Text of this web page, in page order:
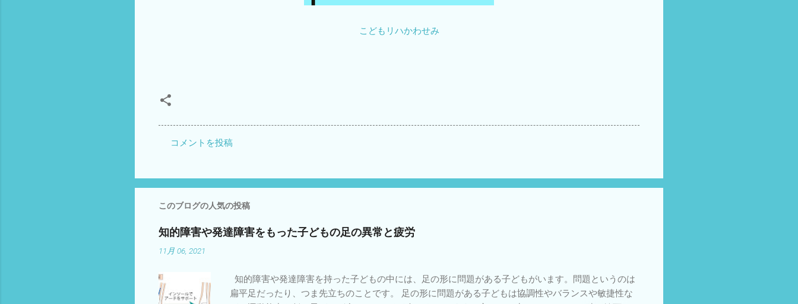
こどもリハかわせみ
ン
ト
コメントを投稿
このブログの人気の投稿
知的障害や発達障害をもった子どもの足の異常と疲労
11月 06, 2021
知的障害や発達障害を持った子どもの中には、足の形に問題がある子どもがいます。問題というのは
扁平足だったり、つま先立ちのことです。 足の形に問題がある子どもは協調性やバランスや敏捷性な